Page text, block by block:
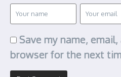
Save my name,
browser for the next